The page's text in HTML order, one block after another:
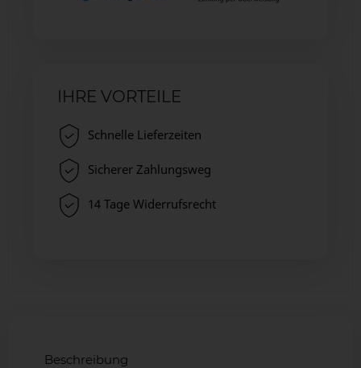
IHRE VORTEILE
Schnelle Lieferzeiten
Sicherer Zahlungsweg
14 Tage Widerrufsrecht
Beschreibung